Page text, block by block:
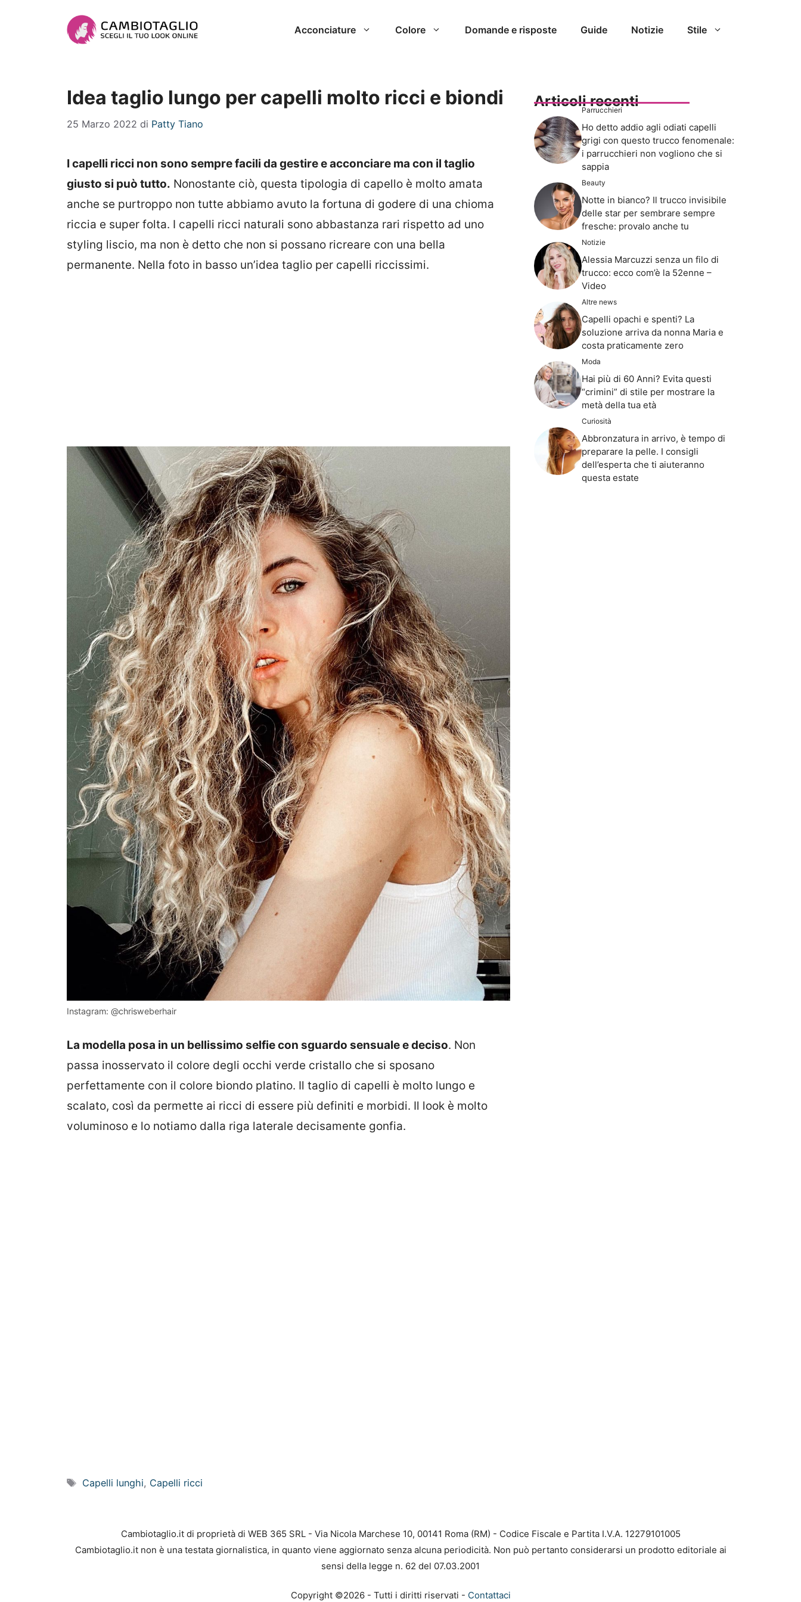
Acconciature Colore Domande e risposte Guide Notizie Stile
Idea taglio lungo per capelli molto ricci e biondi
25 Marzo 2022 di Patty Tiano
I capelli ricci non sono sempre facili da gestire e acconciare ma con il taglio
giusto si può tutto. Nonostante ciò, questa tipologia di capello è molto amata
anche se purtroppo non tutte abbiamo avuto la fortuna di godere di una chioma
riccia e super folta. I capelli ricci naturali sono abbastanza rari rispetto ad uno
styling liscio, ma non è detto che non si possano ricreare con una bella
permanente. Nella foto in basso un’idea taglio per capelli riccissimi.
Instagram: @chrisweberhair
La modella posa in un bellissimo selfie con sguardo sensuale e deciso. Non
passa inosservato il colore degli occhi verde cristallo che si sposano
perfettamente con il colore biondo platino. Il taglio di capelli è molto lungo e
scalato, così da permette ai ricci di essere più definiti e morbidi. Il look è molto
voluminoso e lo notiamo dalla riga laterale decisamente gonfia.
Tag
Capelli lunghi, Capelli ricci
Articoli recenti
Parrucchieri
Ho detto addio agli odiati capelli
grigi con questo trucco fenomenale:
i parrucchieri non vogliono che si
sappia
Beauty
Notte in bianco? Il trucco invisibile
delle star per sembrare sempre
fresche: provalo anche tu
Notizie
Alessia Marcuzzi senza un filo di
trucco: ecco com’è la 52enne –
Video
Altre news
Capelli opachi e spenti? La
soluzione arriva da nonna Maria e
costa praticamente zero
Moda
Hai più di 60 Anni? Evita questi
“crimini” di stile per mostrare la
metà della tua età
Curiosità
Abbronzatura in arrivo, è tempo di
preparare la pelle. I consigli
dell’esperta che ti aiuteranno
questa estate
Cambiotaglio.it di proprietà di WEB 365 SRL - Via Nicola Marchese 10, 00141 Roma (RM) - Codice Fiscale e Partita I.V.A. 12279101005
Cambiotaglio.it non è una testata giornalistica, in quanto viene aggiornato senza alcuna periodicità. Non può pertanto considerarsi un prodotto editoriale ai
sensi della legge n. 62 del 07.03.2001
Copyright ©2026 - Tutti i diritti riservati - Contattaci